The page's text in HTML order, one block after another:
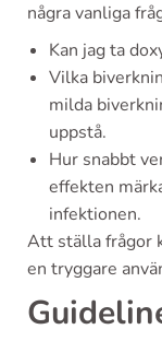
några vanliga
Kan jag ta
Vilka
milda
uppstå.
Hur snabbt
effekten
infektionen.
Att ställa frågor
en tryggare